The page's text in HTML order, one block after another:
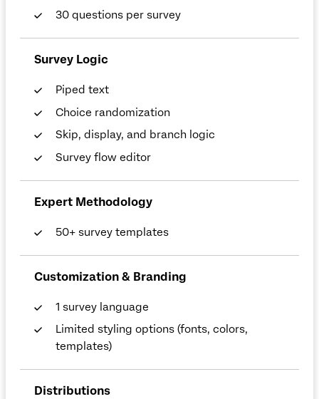
30 questions per survey
Survey Logic
Piped text
Choice randomization
Skip, display, and branch logic
Survey flow editor
Expert Methodology
50+ survey templates
Customization & Branding
1 survey language
Limited styling options (fonts, colors,
templates)
Distributions